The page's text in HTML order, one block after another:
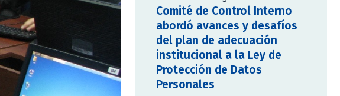
Comité de Control Interno
abordó avances y desafíos
del plan de adecuación
institucional a la Ley de
Protección de Datos
Personales